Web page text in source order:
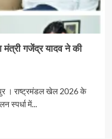
मंत्री गजेंद्र यादव ने की
। राष्ट्रमंडल खेल 2026 के
स्पर्धा में...